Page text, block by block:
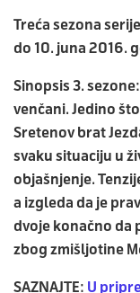
Treća sezona
do 10. juna 2016.
Sinopsis 3.
venčani. Jedino
Sretenov brat
svaku situaciju u
objašnjenje.
a izgleda da je
dvoje konačno da
zbog zmišljotine
SAZNAJTE: U